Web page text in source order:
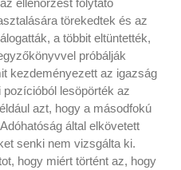
ellenőrzést folytató
törekedtek és az
a többit eltüntették,
próbálják
kezdeményezett az igazság
lesöpörték az
azt, hogy a másodfokú
által elkövetett
senki nem vizsgálta ki.
hogy miért történt az, hogy